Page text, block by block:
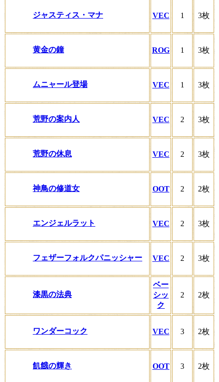
ジャスティス・マナ VEC 1 3枚
黄金の鐘 ROG 1 3枚
ムニャール登場 VEC 1 3枚
荒野の案内人 VEC 2 3枚
荒野の休息 VEC 2 3枚
神鳥の修道女 OOT 2 2枚
エンジェルラット VEC 2 3枚
フェザーフォルクパニッシャー VEC 2 3枚
漆黒の法典
ベー
シッ
ク
2 2枚
ワンダーコック VEC 3 2枚
飢餓の輝き OOT 3 2枚